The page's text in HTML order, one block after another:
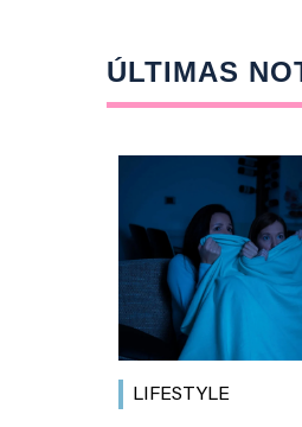
ÚLTIMAS
LIFESTYLE